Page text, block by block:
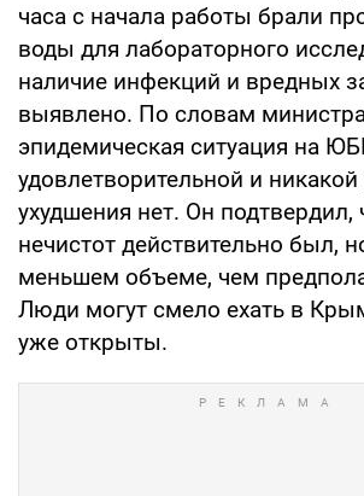
часа с нача­ла работы брали
воды для лабораторного
наличие инфек­ций и вредных
выявлено. По словам
эпиде­мическая ситу­ация на
удов­летворительной и
ухудшения нет. Он
нечис­тот действитель­но был,
меньшем объеме, чем
Люди могут смело ехать в
уже открыты.